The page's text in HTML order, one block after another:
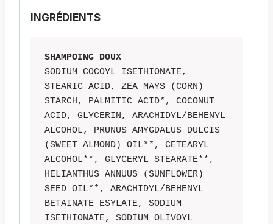
INGRÉDIENTS
SHAMPOING DOUX
SODIUM COCOYL ISETHIONATE,
STEARIC ACID, ZEA MAYS (CORN)
STARCH, PALMITIC ACID*, COCONUT
ACID, GLYCERIN, ARACHIDYL/BEHENYL
ALCOHOL, PRUNUS AMYGDALUS DULCIS
(SWEET ALMOND) OIL**, CETEARYL
ALCOHOL**, GLYCERYL STEARATE**,
HELIANTHUS ANNUUS (SUNFLOWER)
SEED OIL**, ARACHIDYL/BEHENYL
BETAINATE ESYLATE, SODIUM
ISETHIONATE, SODIUM OLIVOYL